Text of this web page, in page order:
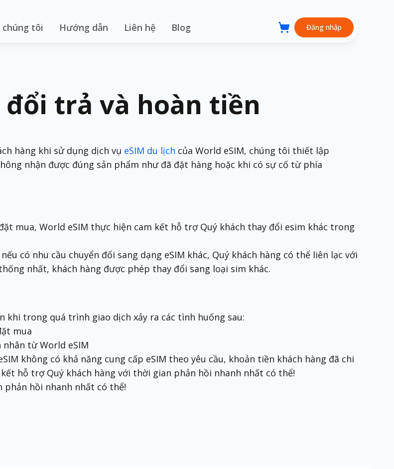
chúng tôi Hướng dẫn Liên hệ Blog Đăng nhập
đổi trả và hoàn tiền
hàng khi sử dụng dịch vụ eSIM du lịch của World eSIM, chúng tôi thiết lập
nhận được đúng sản phẩm như đã đặt hàng hoặc khi có sự cố từ phía
mua, World eSIM thực hiện cam kết hỗ trợ Quý khách thay đổi esim khác trong
có nhu cầu chuyển đổi sang dạng eSIM khác, Quý khách hàng có thể liên lạc với
nhất, khách hàng được phép thay đổi sang loại sim khác.
khi trong quá trình giao dịch xảy ra các tình huống sau:
mua
từ World eSIM
không có khả năng cung cấp eSIM theo yêu cầu, khoản tiền khách hàng đã chi
hỗ trợ Quý khách hàng với thời gian phản hồi nhanh nhất có thể!
phản hồi nhanh nhất có thể!